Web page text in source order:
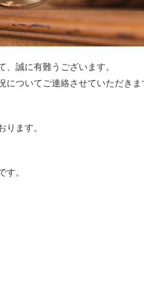
、誠に有難うございます。
についてご連絡させていただきま
ります。
す。